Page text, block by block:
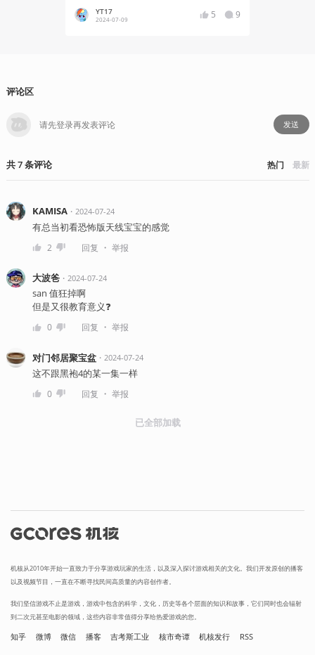
YT17
2024-07-09 5 9
评论区
发送
共7条评论 热门 最新
KAMISA・ 2024-07-24
有总当初看恐怖版天线宝宝的感觉
2 回复 ・ 举报
大波爸・ 2024-07-24
san 值狂掉啊
但是又很教育意义❓
0 回复 ・ 举报
对门邻居聚宝盆・ 2024-07-24
这不跟黑袍4的某一集一样
0 回复 ・ 举报
已全部加载
机核从2010年开始一直致力于分享游戏玩家的生活，以及深入探讨游戏相关的文化。我们开发原创的播客
以及视频节目，一直在不断寻找民间高质量的内容创作者。
我们坚信游戏不止是游戏，游戏中包含的科学，文化，历史等各个层面的知识和故事，它们同时也会辐射
到二次元甚至电影的领域，这些内容非常值得分享给热爱游戏的您。
知乎 微博 微信 播客 吉考斯工业 核市奇谭 机核发行 RSS